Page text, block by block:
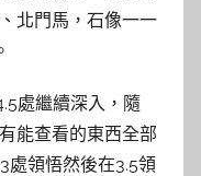
北門馬，石像一一
處繼續深入，隨
能查看的東西全部
處領悟然後在3.5領